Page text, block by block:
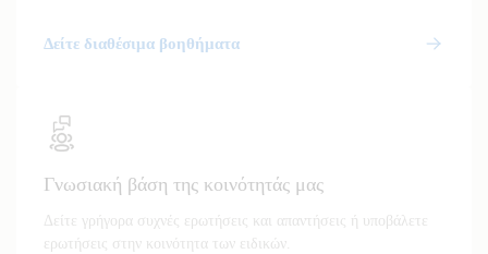
Δείτε διαθέσιμα βοηθήματα
Γνωσιακή βάση της κοινότητάς μας
Δείτε γρήγορα συχνές ερωτήσεις και απαντήσεις ή υποβάλετε
ερωτήσεις στην κοινότητα των ειδικών.